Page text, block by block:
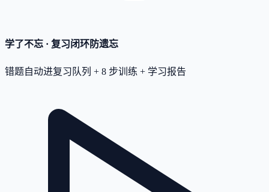
学了不忘 · 复习闭环防遗忘
错题自动进复习队列 + 8 步训练 + 学习报告